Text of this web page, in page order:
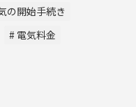
の開始手続き
電気料金